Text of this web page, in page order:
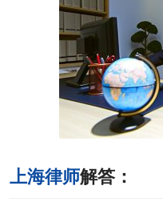
上海律师解答：